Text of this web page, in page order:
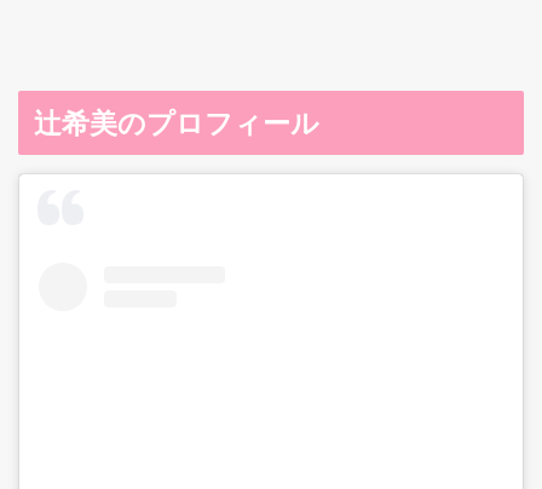
辻希美のプロフィール